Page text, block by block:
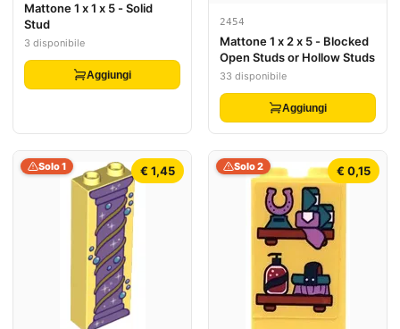
Mattone 1 x 1 x 5 - Solid
Stud
3 disponibile
Aggiungi
2454
Mattone 1 x 2 x 5 - Blocked
Open Studs or Hollow Studs
33 disponibile
Aggiungi
€ 1,45
Solo 1 € 0,15
Solo 2